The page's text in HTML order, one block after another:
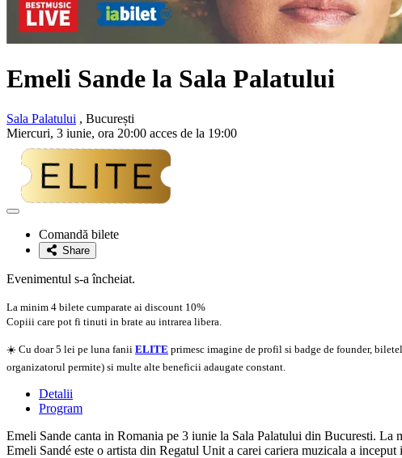
Emeli Sande la Sala Palatului
Sala Palatului , București
Miercuri, 3 iunie, ora 20:00 acces de la 19:00
Adaugă
favoriteComandă bilete
Share
Evenimentul s-a încheiat.
La minim 4 bilete cumparate ai discount 10%
Copiii care pot fi tinuti in brate au intrarea libera.
☀️ Cu doar 5 lei pe luna fanii ELITE primesc imagine de profil si badge de founder,
organizatorul permite) si multe alte beneficii adaugate constant.
Detalii
Program
Emeli Sande canta in Romania pe 3 iunie la Sala Palatului din Bucuresti.
Emeli Sandé este o artista din Regatul Unit a carei cariera muzicala a